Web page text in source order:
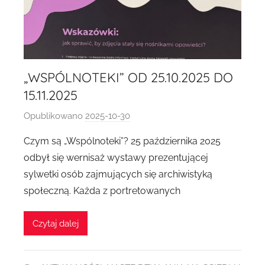
„WSPÓLNOTEKI” OD 25.10.2025 DO
15.11.2025
Opublikowano 2025-10-30
z
e
z
A
Czym są „Wspólnoteki”? 25 października 2025
odbył się wernisaż wystawy prezentującej
sylwetki osób zajmujących się archiwistyką
społeczną. Każda z portretowanych
Czytaj dalej